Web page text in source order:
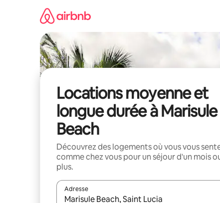
Locations moyenne et
longue durée à Marisule
Beach
Découvrez des logements où vous vous
comme chez vous pour un séjour d'un mois
plus.
Adresse
Lorsque les résultats s'affichent, utilisez les